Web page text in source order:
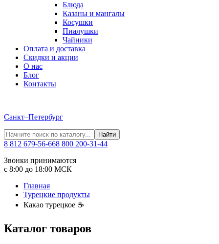
Блюда
Казаны и мангалы
Косушки
Пиалушки
Чайники
Оплата и доставка
Скидки и акции
О нас
Блог
Контакты
Санкт–Петербург
Найти
8 812 679-56-668 800 200-31-44
Звонки принимаются
с 8:00 до 18:00 МСК
Главная
Турецкие продукты
Какао турецкое ☕
Каталог товаров